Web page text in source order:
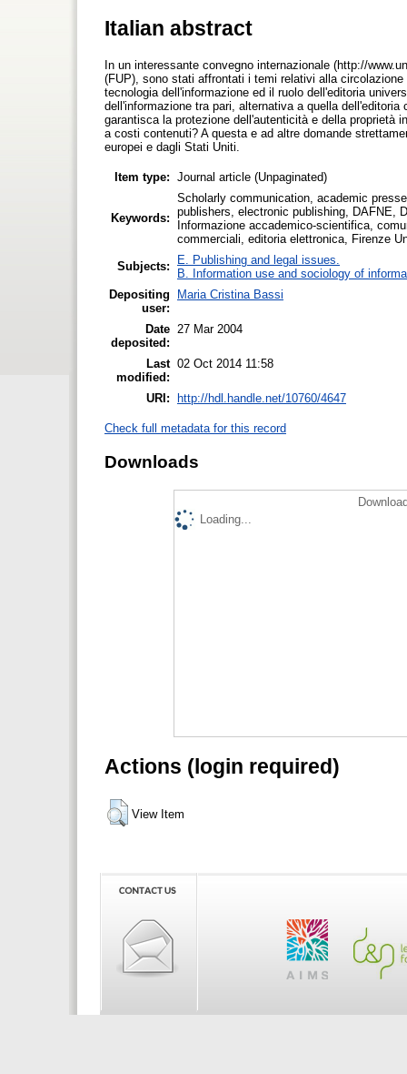
Italian abstract
In un interessante convegno internazionale (http://
(FUP), sono stati affrontati i temi relativi alla
tecnologia dell'informazione ed il ruolo dell'editoria
dell'informazione tra pari, alternativa a quella
garantisca la protezione dell'autenticità e della proprietà
a costi contenuti? A questa e ad altre domande
europei e dagli Stati Uniti.
Item type: Journal article (Unpaginated)
Keywords:
Scholarly communication, academic
publishers, electronic publishing, DAFNE,
Informazione accademico-scientifica,
commerciali, editoria elettronica, Firenze
Subjects:
E. Publishing and legal issues.
B. Information use and sociology of
Depositing
user:
Maria Cristina Bassi
Date
deposited:
27 Mar 2004
Last
modified:
02 Oct 2014 11:58
URI: http://hdl.handle.net/10760/4647
Check full metadata for this record
Downloads
Loading...
Actions (login required)
View Item